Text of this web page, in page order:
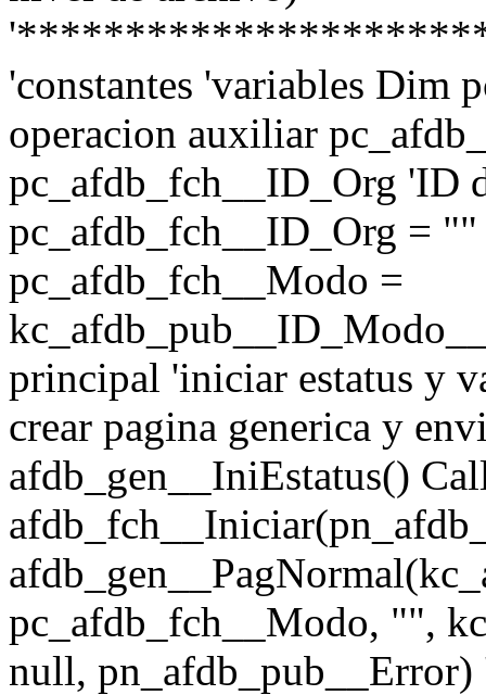
'constantes 'variables Dim
operacion auxiliar
pc_afdb_fch__ID_Org 'ID
pc_afdb_fch__ID_Org =
pc_afdb_fch__Modo =
principal 'iniciar estatus y
crear pagina generica y
afdb_gen__IniEstatus()
pc_afdb_fch__Modo, "",
null,